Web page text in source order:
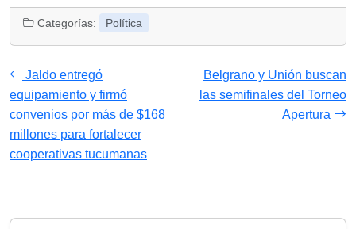
Categorías: Política
Jaldo entregó
equipamiento y firmó
convenios por más de $168
millones para fortalecer
cooperativas tucumanas
Belgrano y Unión buscan
las semifinales del Torneo
Apertura